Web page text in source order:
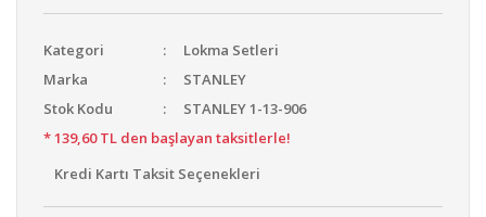
Kategori
Lokma Setleri
Marka
STANLEY
Stok Kodu
STANLEY 1-13-906
* 139,60 TL den başlayan taksitlerle!
Kredi Kartı Taksit Seçenekleri